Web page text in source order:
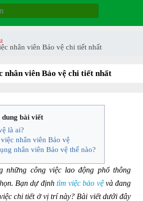
nhân viên Bảo vệ chi tiết nhất
nhân viên Bảo vệ chi tiết nhất
dung bài viết
là ai?
nhân viên Bảo vệ
nhân viên Bảo vệ thế nào?
những công việc lao động phổ thông
Bạn dự định tìm việc bảo vệvà đang
chi tiết ở vị trí này? Bài viết dưới đây